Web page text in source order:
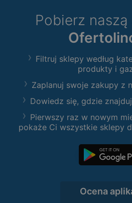
Pobierz
Filtruj sklepy według
produkty i
Zaplanuj swoje zakupy z
Dowiedz się, gdzie
Pierwszy raz w nowym
pokaże Ci wszystkie sklepy
Ocena